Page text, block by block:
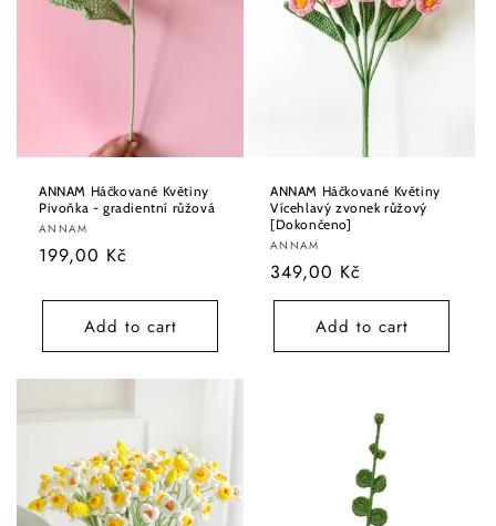
ANNAM Háčkované Květiny
Pivoňka - gradientní růžová
Vendor:
ANNAM
Regular
199,00 Kč
Add to cart
ANNAM Háčkované Květiny
Vícehlavý zvonek růžový
[Dokončeno]
Vendor:
ANNAM
Regular
price
349,00 Kč
Add to cart